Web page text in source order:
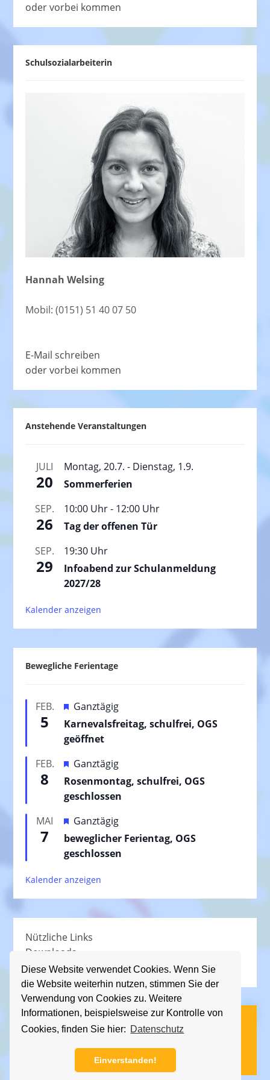
Diese Website verwendet Cookies. Wenn Sie
die Website weiterhin nutzen, stimmen Sie der
Verwendung von Cookies zu. Weitere
Informationen, beispielsweise zur Kontrolle von
Cookies, finden Sie hier: Datenschutz
Einverstanden!
oder vorbei kommen
Schulsozialarbeiterin
Hannah Welsing
Mobil: (0151) 51 40 07 50
E-Mail schreiben
oder vorbei kommen
Anstehende Veranstaltungen
JULI
20
Montag, 20.7. - Dienstag, 1.9.
Sommerferien
SEP.
26
10:00 Uhr- 12:00 Uhr
Tag der offenen Tür
SEP.
29
19:30 Uhr
Infoabend zur Schulanmeldung
2027/28
Kalender anzeigen
Bewegliche Ferientage
FEB.
5
H
e
r
o
r
g
h
o
b
n
Ganztägig
Karnevalsfreitag, schulfrei, OGS
geöffnet
FEB.
8
H
e
r
o
r
g
h
o
n
Ganztägig
Rosenmontag, schulfrei, OGS
geschlossen
MAI
7
H
e
r
o
r
h
o
b
e
n
Ganztägig
beweglicher Ferientag, OGS
geschlossen
Kalender anzeigen
Nützliche Links
Downloads
Schullied
Impressum|Datenschutz